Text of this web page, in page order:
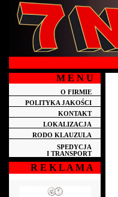
M E N U
O FIRMIE
POLITYKA JAKOŚCI
KONTAKT
LOKALIZACJA
RODO KLAUZULA
SPEDYCJA
I TRANSPORT
R E K L A M A